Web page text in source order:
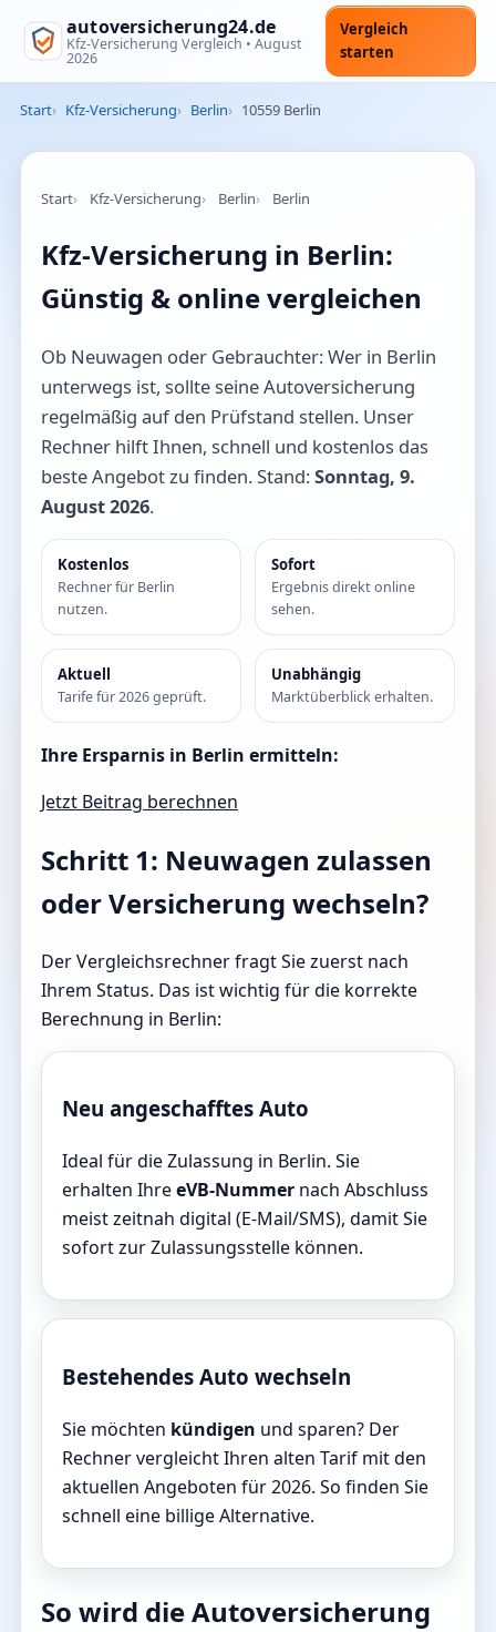
autoversicherung24.de
Kfz-Versicherung Vergleich • August
2026
Vergleich
starten
Start Kfz-Versicherung Berlin 10559 Berlin
Start Kfz-Versicherung Berlin Berlin
Kfz-Versicherung in Berlin:
Günstig & online vergleichen
Ob Neuwagen oder Gebrauchter: Wer in Berlin
unterwegs ist, sollte seine Autoversicherung
regelmäßig auf den Prüfstand stellen. Unser
Rechner hilft Ihnen, schnell und kostenlos das
beste Angebot zu finden. Stand:Sonntag, 9.
August 2026.
Kostenlos
Rechner für Berlin
nutzen.
Sofort
Ergebnis direkt online
sehen.
Aktuell
Tarife für 2026 geprüft.
Unabhängig
Marktüberblick erhalten.
Ihre Ersparnis in Berlin ermitteln:
Jetzt Beitrag berechnen
Schritt 1: Neuwagen zulassen
oder Versicherung wechseln?
Der Vergleichsrechner fragt Sie zuerst nach
Ihrem Status. Das ist wichtig für die korrekte
Berechnung in Berlin:
Neu angeschafftes Auto
Ideal für die Zulassung in Berlin. Sie
erhalten IhreeVB-Nummer nach Abschluss
meist zeitnah digital (E-Mail/SMS), damit Sie
sofort zur Zulassungsstelle können.
Bestehendes Auto wechseln
Sie möchten kündigen und sparen? Der
Rechner vergleicht Ihren alten Tarif mit den
aktuellen Angeboten für 2026. So finden Sie
schnell eine billige Alternative.
So wird die Autoversicherung